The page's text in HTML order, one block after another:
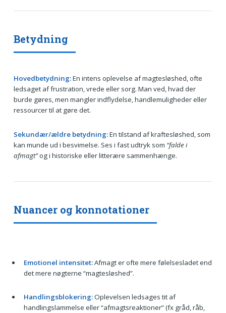
Betydning
Hovedbetydning:En intens oplevelse af magtesløshed, ofte
ledsaget af frustration, vrede eller sorg. Man ved, hvad der
burde gøres, men mangler indflydelse, handlemuligheder eller
ressourcer til at gøre det.
Sekundær/ældre betydning:En tilstand af kraftesløshed, som
kan munde ud i besvimelse. Ses i fast udtryk som “falde i
afmagt”og i historiske eller litterære sammenhænge.
Nuancer og konnotationer
Emotionel intensitet:Afmagt er ofte mere følelsesladet end
det mere nøgterne “magtesløshed”.
Handlingsblokering:Oplevelsen ledsages tit af
handlingslammelse eller “afmagtsreaktioner” (fx gråd, råb,